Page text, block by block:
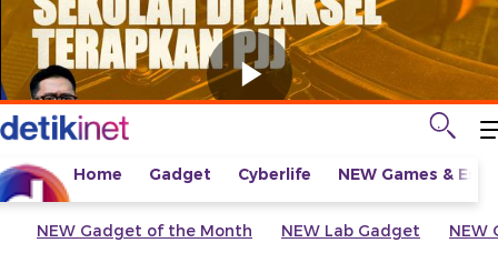
Home Gadget Cyberlife NEW Games &
NEW Gadget of the Month NEW Lab Gadget NEW